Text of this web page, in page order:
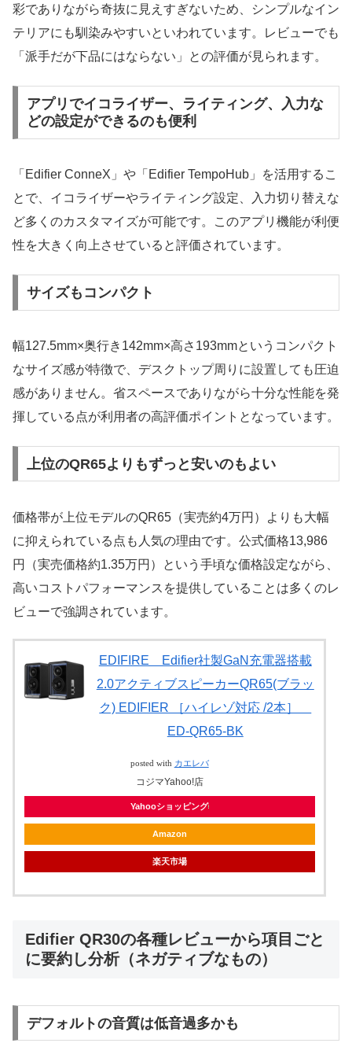
彩でありながら奇抜に見えすぎないため、シンプルなイン
テリアにも馴染みやすいといわれています。レビューでも
「派手だが下品にはならない」との評価が見られます。
アプリでイコライザー、ライティング、入力な
どの設定ができるのも便利
「Edifier ConneX」や「Edifier TempoHub」を活用するこ
とで、イコライザーやライティング設定、入力切り替えな
ど多くのカスタマイズが可能です。このアプリ機能が利便
性を大きく向上させていると評価されています。
サイズもコンパクト
幅127.5mm×奥行き142mm×高さ193mmというコンパクト
なサイズ感が特徴で、デスクトップ周りに設置しても圧迫
感がありません。省スペースでありながら十分な性能を発
揮している点が利用者の高評価ポイントとなっています。
上位のQR65よりもずっと安いのもよい
価格帯が上位モデルのQR65（実売約4万円）よりも大幅
に抑えられている点も人気の理由です。公式価格13,986
円（実売価格約1.35万円）という手頃な価格設定ながら、
高いコストパフォーマンスを提供していることは多くのレ
ビューで強調されています。
EDIFIRE Edifier社製GaN充電器搭載
2.0アクティブスピーカーQR65(ブラッ
ク) EDIFIER ［ハイレゾ対応 /2本］
ED-QR65-BK
posted with カエレバ
コジマYahoo!店
Yahooショッピング
Amazon
楽天市場
Edifier QR30の各種レビューから項目ごと
に要約し分析（ネガティブなもの）
デフォルトの音質は低音過多かも